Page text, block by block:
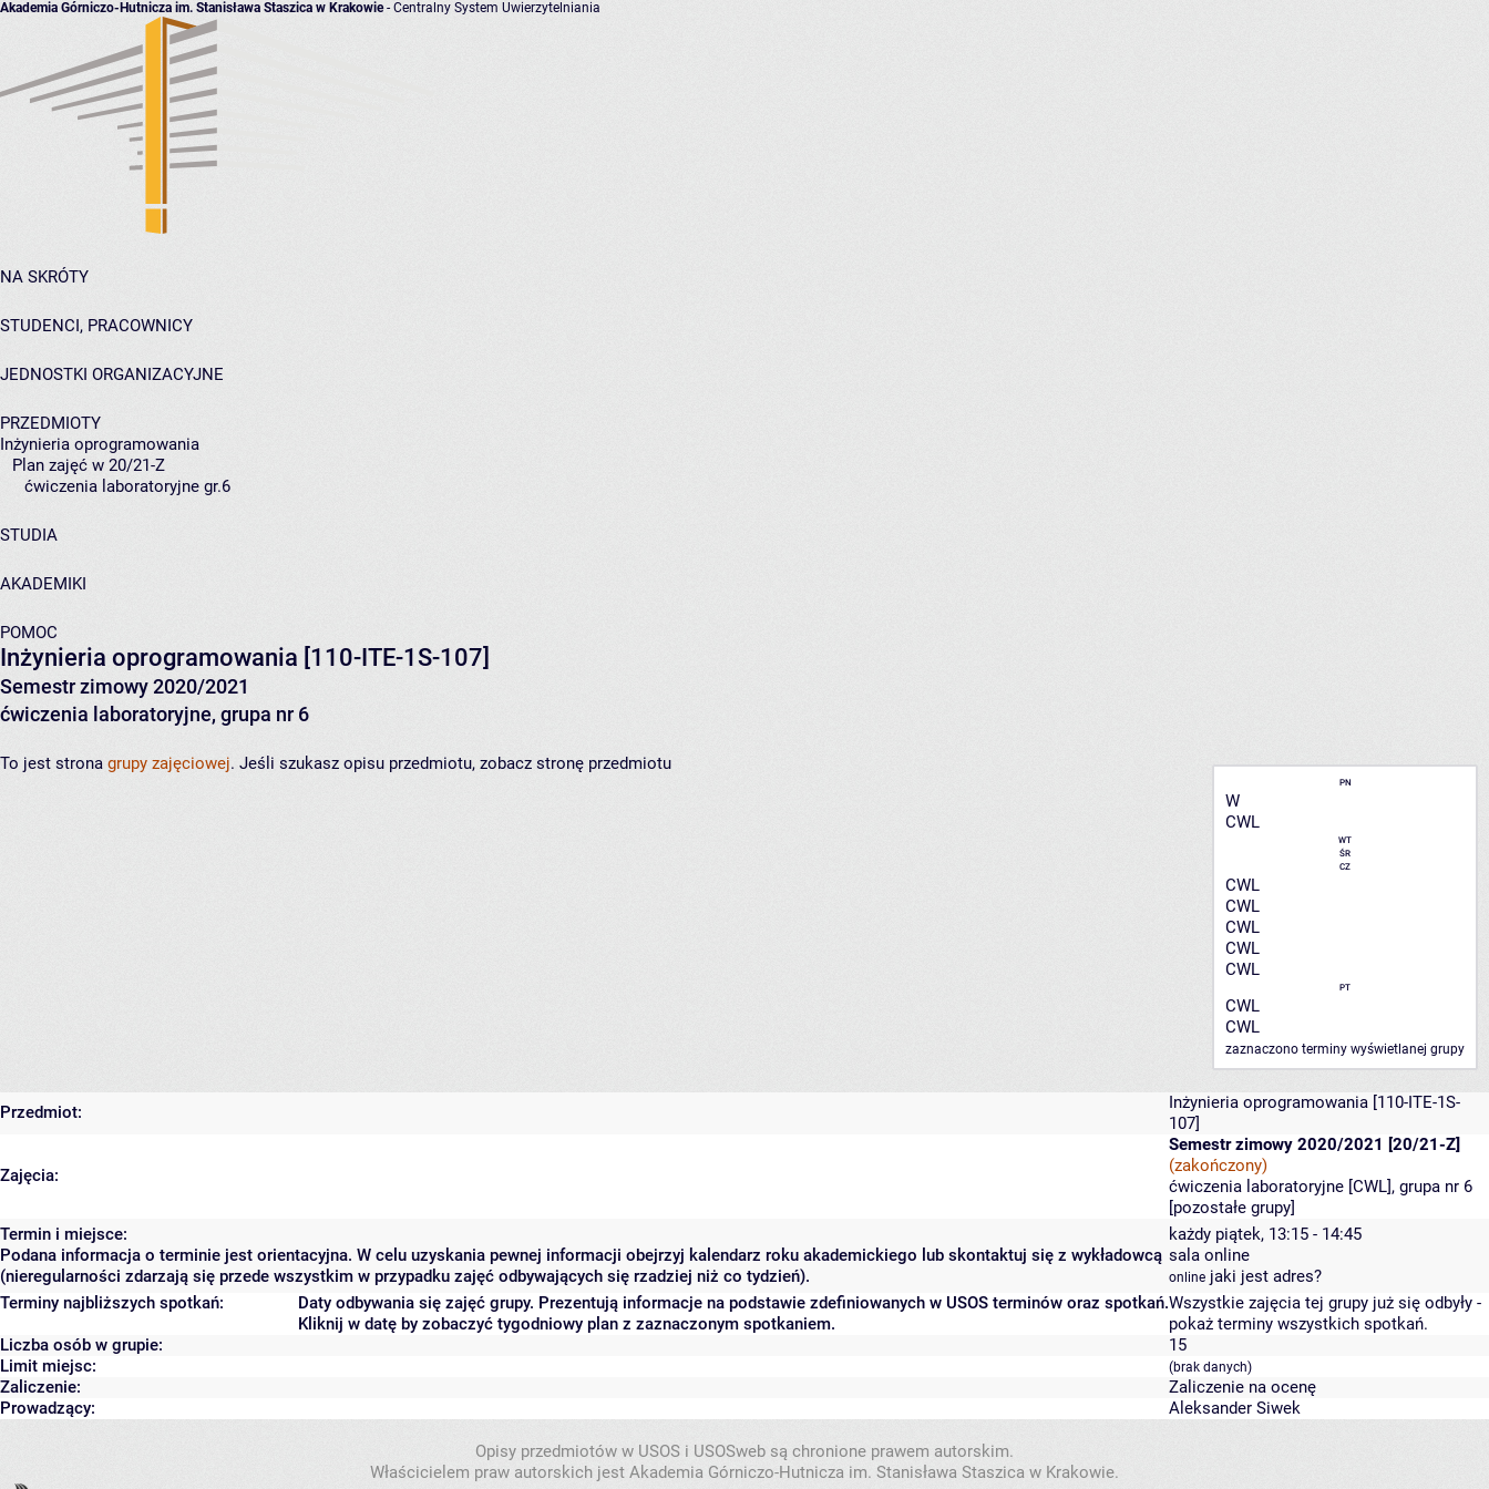
Akademia Górniczo-Hutnicza im. Stanisława Staszica w Krakowie- Centralny System Uwierzytelniania
NA SKRÓTY
STUDENCI, PRACOWNICY
JEDNOSTKI ORGANIZACYJNE
PRZEDMIOTY
Inżynieria oprogramowania
Plan zajęć w 20/21-Z
ćwiczenia laboratoryjne gr.6
STUDIA
AKADEMIKI
POMOC
Inżynieria oprogramowania [110-ITE-1S-107]
Semestr zimowy 2020/2021
ćwiczenia laboratoryjne, grupa nr 6
PN
W
CWL
WT
ŚR
CZ
CWL
CWL
CWL
CWL
CWL
PT
CWL
CWL
zaznaczono terminy wyświetlanej grupy
To jest strona grupy zajęciowej. Jeśli szukasz opisu przedmiotu, zobacz stronę przedmiotu
Przedmiot: Inżynieria oprogramowania [110-ITE-1S-
107]
Zajęcia:
Semestr zimowy 2020/2021 [20/21-Z]
(zakończony)
ćwiczenia laboratoryjne [CWL], grupa nr 6
[pozostałe grupy]
Termin i miejsce:
Podana informacja o terminie jest orientacyjna. W celu uzyskania pewnej informacji obejrzyj kalendarz roku akademickiego lub skontaktuj się z wykładowcą
(nieregularności zdarzają się przede wszystkim w przypadku zajęć odbywających się rzadziej niż co tydzień).
każdy piątek, 13:15 - 14:45
sala online
online jaki jest adres?
Terminy najbliższych spotkań:
Daty odbywania się zajęć grupy. Prezentują informacje na podstawie zdefiniowanych w USOS terminów oraz spotkań.
Kliknij w datę by zobaczyć tygodniowy plan z zaznaczonym spotkaniem.
Wszystkie zajęcia tej grupy już się odbyły -
pokaż terminy wszystkich spotkań.
Liczba osób w grupie:
15
Limit miejsc:
(brak danych)
Zaliczenie:
Zaliczenie na ocenę
Prowadzący:
Aleksander Siwek
Opisy przedmiotów w USOS i USOSweb są chronione prawem autorskim.
Właścicielem praw autorskich jest Akademia Górniczo-Hutnicza im. Stanisława Staszica w Krakowie.